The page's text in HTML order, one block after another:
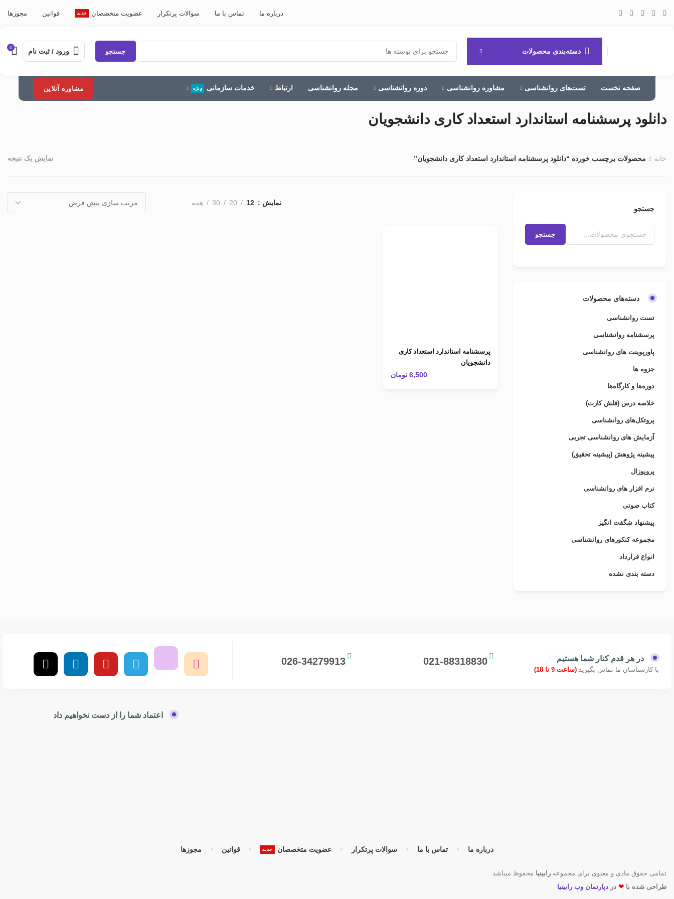
درباره ما تماس با ما سوالات پرتکرار عضویت متخصصان جدید قوانین مجوزها
دسته‌بندی محصولات جستجو ورود / ثبت نام 0
صفحه نخست تست‌های روانشناسی مشاوره روانشناسی دوره روانشناسی مجله روانشناسی ارتباط خدمات سازمانی ویژه مشاوره آنلاین
دانلود پرسشنامه استاندارد استعداد کاری دانشجویان
خانه محصولات برچسب خورده “دانلود پرسشنامه استاندارد استعداد کاری دانشجویان” نمایش یک نتیجه
جستجو
جستجو
دسته‌های محصولات
تست روانشناسی
پرسشنامه روانشناسی
پاورپوینت های روانشناسی
جزوه ها
دوره‌ها و کارگاه‌ها
خلاصه درس (فلش کارت)
پروتکل‌های روانشناسی
آزمایش های روانشناسی تجربی
پیشینه پژوهش (پیشینه تحقیق)
پروپوزال
نرم افزار های روانشناسی
کتاب صوتی
پیشنهاد شگفت انگیز
مجموعه کنکورهای روانشناسی
انواع قرارداد
دسته بندی نشده
نمایش 12
20
30 همه
پرسشنامه استاندارد استعداد کاری
دانشجویان
6,500 تومان
در هر قدم کنار شما هستیم
با کارشناسان ما تماس بگیرید (ساعت 9 تا 18)
021-88318830
026-34279913
اعتماد شما را از دست نخواهیم داد
درباره ما تماس با ما سوالات پرتکرار عضویت متخصصان جدید قوانین مجوزها
تمامی حقوق مادی و معنوی برای مجموعه رابینیا محفوظ میباشد
طراحی شده با ❤ در دپارتمان وب رابینیا​​